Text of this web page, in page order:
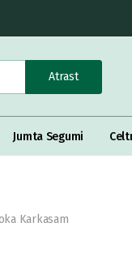
Atrast
Jumta Segumi
Karkasam